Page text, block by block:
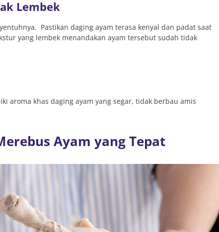
Lembek
Pastikan daging ayam terasa kenyal dan padat saat
yang lembek menandakan ayam tersebut sudah tidak
aroma khas daging ayam yang segar, tidak berbau amis
Ayam yang Tepat